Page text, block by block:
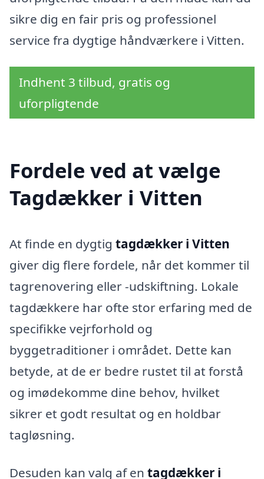
sikre dig en fair pris og professionel
service fra dygtige håndværkere i Vitten.
Indhent 3 tilbud, gratis og
uforpligtende
Fordele ved at vælge
Tagdækker i Vitten
At finde en dygtig tagdækker i Vitten
giver dig flere fordele, når det kommer til
tagrenovering eller -udskiftning. Lokale
tagdækkere har ofte stor erfaring med de
specifikke vejrforhold og
byggetraditioner i området. Dette kan
betyde, at de er bedre rustet til at forstå
og imødekomme dine behov, hvilket
sikrer et godt resultat og en holdbar
tagløsning.
Desuden kan valg af en tagdækker i